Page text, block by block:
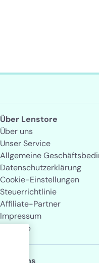
Über Lenstore
Über uns
Unser Service
Allgemeine
Datenschutzerklärung
Cookie-Einstellungen
Steuerrichtlinie
Affiliate-Partner
Impressum
Sitemap
Sie uns